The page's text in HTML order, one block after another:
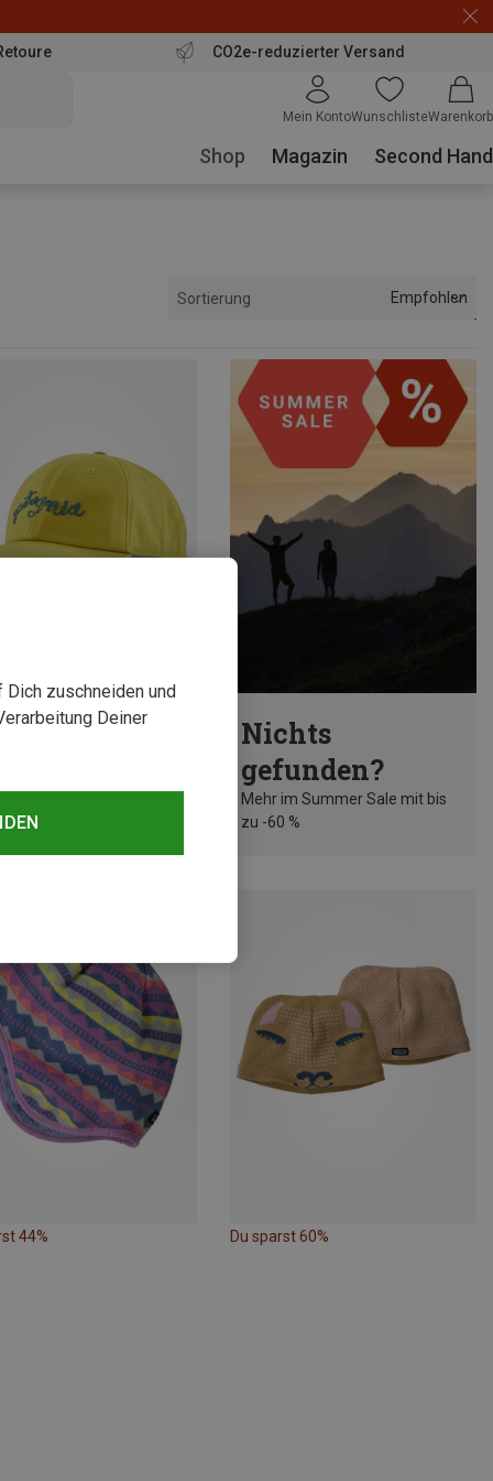
CO2e-reduzierter Versand
Mein KontoWunschlisteWarenkorb
Shop Magazin Second Hand
Sortierung Empfohlen
27%
Nichts
gefunden?
Mehr im Summer Sale mit bis
zu -60 %
44% Du sparst 60%
zuschneiden und
Deiner